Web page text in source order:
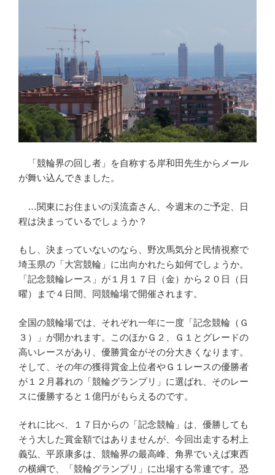
「競輪界の回し者」を自称する岸和田先生からメール
が舞い込んできました。
…関東にお住まいの渓流斎さん、今週末のご予定、日
程は決まっているでしょうか？
もし、決まっていないのなら、野次馬気分と民情視察で
埼玉県の「大宮競輪」に出向かれたら如何でしょうか。
「記念競輪レース」が１月１７日（金）から２０日（日
曜）まで４日間、同競輪場で開催されます。
全国の競輪場では、それぞれ一年に一度「記念競輪（Ｇ
３）」が開かれます。このほかＧ２、Ｇ１とグレードの
高いレースがあり、優勝賞金がその分大きくなります。
そして、その年の獲得賞金上位者やＧ１レースの優勝者
が１２月暮れの「競輪グランプリ」に選ばれ、そのレー
スに優勝すると１億円がもらえるのです。
それに比べ、１７日からの「記念競輪」は、優勝しても
そう大した賞金額ではありませんが、今回出走する村上
義弘、平原康多は、競輪界の最高峰、角界でいえば東西
の横綱で、「競輪グランプリ」に出場する常連です。恐